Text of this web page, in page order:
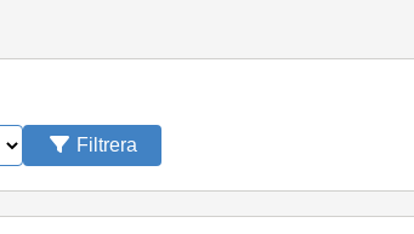
Filtrera